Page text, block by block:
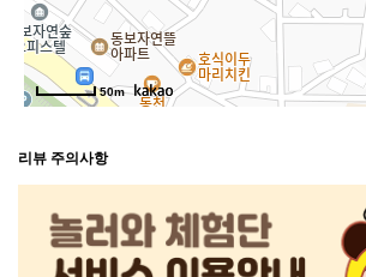
50m
리뷰 주의사항